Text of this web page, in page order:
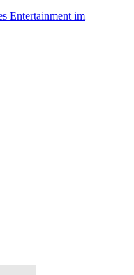
Entertainment im